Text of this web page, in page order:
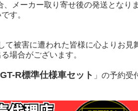
メーカー取り寄せ後の発送となり
す。
被害に遭われた皆様に心よりお見
場合がございます。
R標準仕様車セット 」の予約受